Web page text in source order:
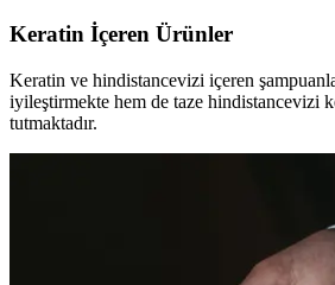
Keratin İçeren Ürünler
Keratin ve hindistancevizi içeren
iyileştirmekte hem de taze hindistancevizi
tutmaktadır.